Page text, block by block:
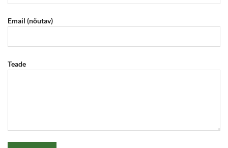
Email (nõutav)
Teade